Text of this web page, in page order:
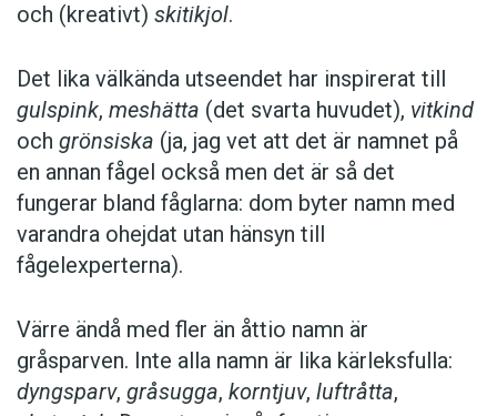
och (kreativt) skitikjol.
Det lika välkända utseendet har inspirerat till
gulspink, meshätta (det svarta huvudet), vitkind
och grönsiska (ja, jag vet att det är namnet på
en ­annan fågel också men det är så det
fungerar bland fåglarna: dom byter namn med
var­andra ohejdat utan hänsyn till
fågelexperterna).
Värre ändå med fler än åttio namn är
gråsparven. Inte alla namn är lika kärleks­fulla:
dyngsparv, gråsugga, korntjuv, luftråtta,